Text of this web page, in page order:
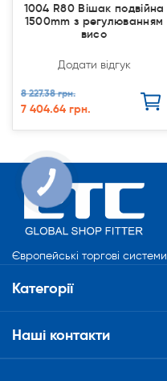
1004 R80 Вішак подвійна
1500mm з регулюванням
висо
Додати відгук
8 227.38 грн.
7 404.64 грн.
Європейські торгові системи
Категорії
Наші контакти